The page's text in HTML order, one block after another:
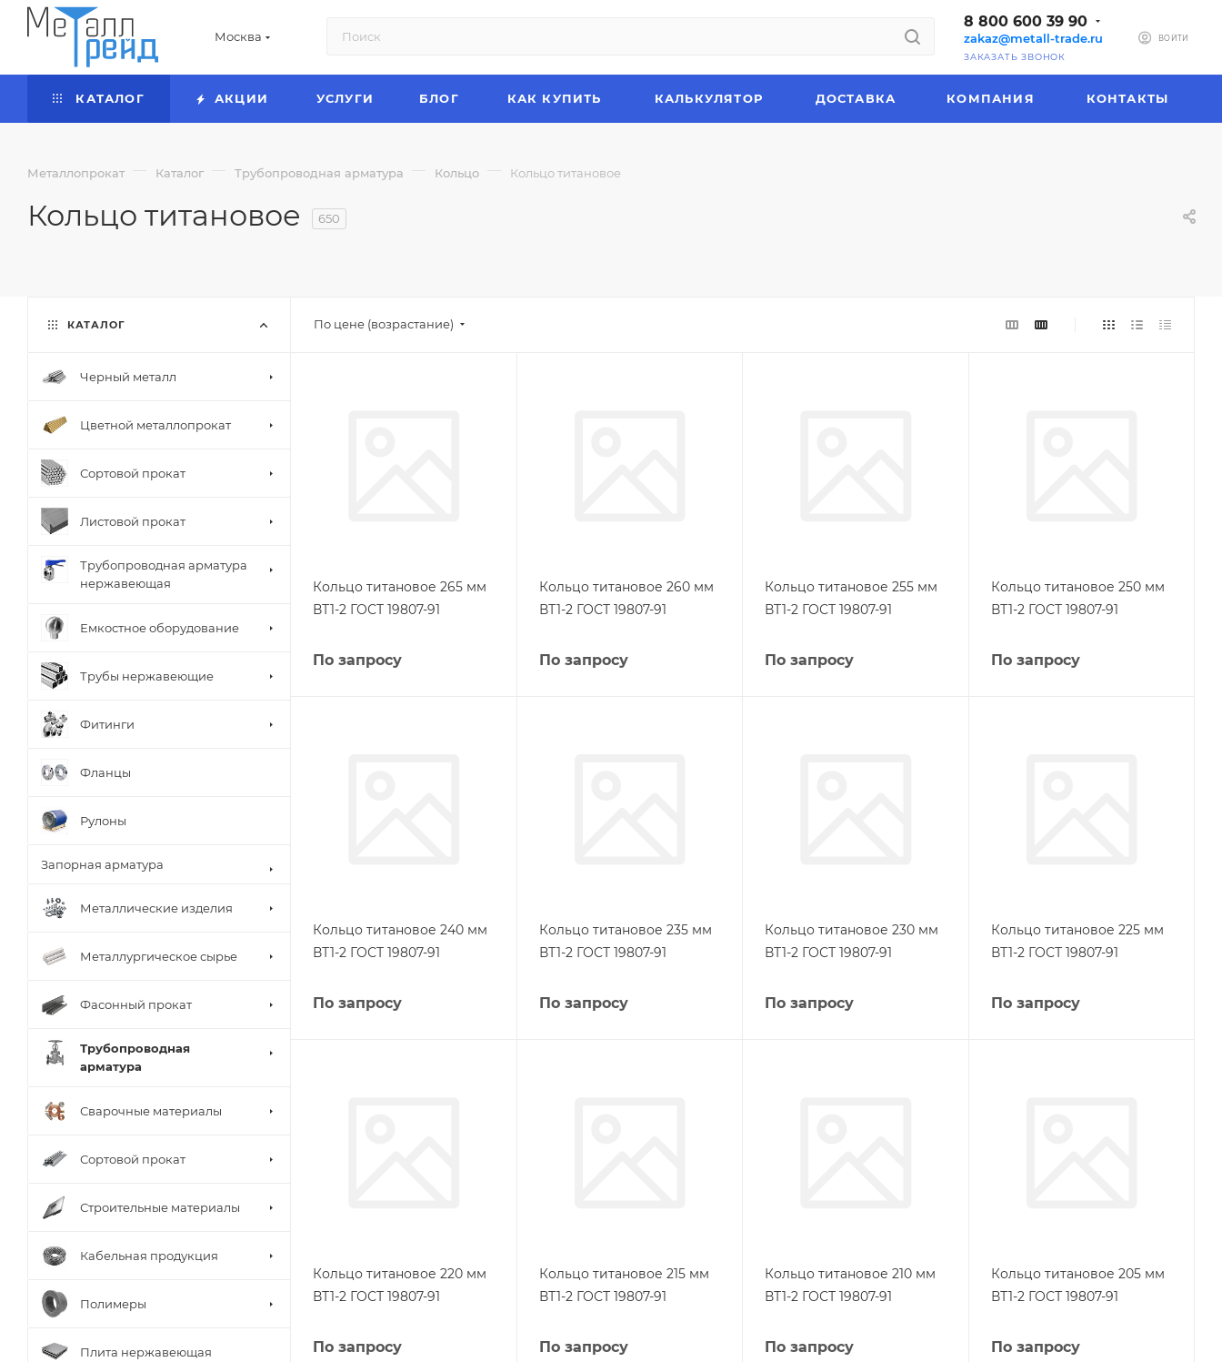
Москва
8 800 600 39 90
zakaz@metall-trade.ru
ЗАКАЗАТЬ ЗВОНОК
ВОЙТИ
КАТАЛОГ АКЦИИ УСЛУГИ БЛОГ КАК КУПИТЬ КАЛЬКУЛЯТОР ДОСТАВКА КОМПАНИЯ КОНТАКТЫ
Металлопрокат — Каталог — Трубопроводная арматура — Кольцо — Кольцо титановое
Кольцо титановое 650
По цене (возрастание)
Кольцо титановое 265 мм
ВТ1-2 ГОСТ 19807-91
По запросу
Кольцо титановое 260 мм
ВТ1-2 ГОСТ 19807-91
По запросу
Кольцо титановое 255 мм
ВТ1-2 ГОСТ 19807-91
По запросу
Кольцо титановое 250 мм
ВТ1-2 ГОСТ 19807-91
По запросу
Кольцо титановое 240 мм
ВТ1-2 ГОСТ 19807-91
По запросу
Кольцо титановое 235 мм
ВТ1-2 ГОСТ 19807-91
По запросу
Кольцо титановое 230 мм
ВТ1-2 ГОСТ 19807-91
По запросу
Кольцо титановое 225 мм
ВТ1-2 ГОСТ 19807-91
По запросу
Кольцо титановое 220 мм
ВТ1-2 ГОСТ 19807-91
По запросу
Кольцо титановое 215 мм
ВТ1-2 ГОСТ 19807-91
По запросу
Кольцо титановое 210 мм
ВТ1-2 ГОСТ 19807-91
По запросу
Кольцо титановое 205 мм
ВТ1-2 ГОСТ 19807-91
По запросу
КАТАЛОГ
Черный металл
Цветной металлопрокат
Сортовой прокат
Листовой прокат
Трубопроводная арматура
нержавеющая
Емкостное оборудование
Трубы нержавеющие
Фитинги
Фланцы
Рулоны
Запорная арматура
Металлические изделия
Металлургическое сырье
Фасонный прокат
Трубопроводная
арматура
Сварочные материалы
Сортовой прокат
Строительные материалы
Кабельная продукция
Полимеры
Плита нержавеющая